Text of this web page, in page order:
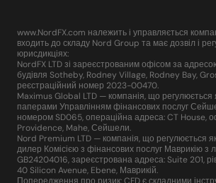
www.NordFX.com належить і управляється
входить до складу Nord Group та має дозвіл і
юрисдикціях:
NordFX LTD зі зареєстрованим офісом за
будівля Sotheby, Rodney Village, Rodney Bay,
реєстраційний номер 2023-00470.
Maximus Global LTD — компанія, що регулюється
паперами Управлінням фінансових послуг
номером SD065, операційна адреса: CT House,
Providence, Mahe, Сейшели.
Nord Premium LTD — компанія, що регулюється
дилер Комісією з фінансових послуг Маврикію з
GB24204016, зареєстрована адреса: Suite 201,
40 Silicon Avenue, Ebene, Маврикій.
Попередження про ризик: CFD є складними